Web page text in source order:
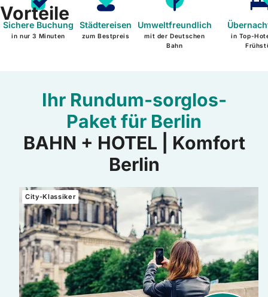
Vorteile
Sichere Buchung
in nur 3 Minuten
Städtereisen
zum Bestpreis
Umweltfreundlich
mit der Deutschen
Bahn
in Top-
Ihr Rundum-sorglos-
Paket für Berlin
BAHN + HOTEL | Komfort
Berlin
City-Klassiker
Mehr erfahren: BAHN + HOTEL | Berlin inkl. Berlin